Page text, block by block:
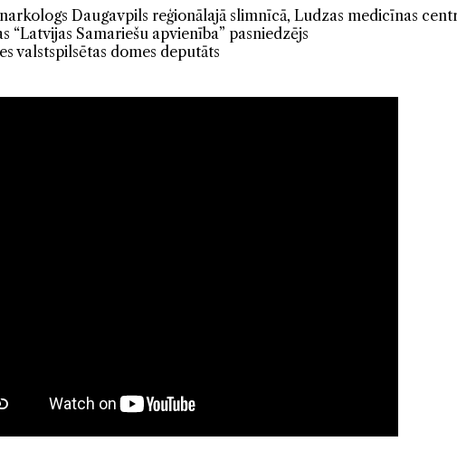
Daugavpils reģionālajā slimnīcā, Ludzas medicīnas
“Latvijas Samariešu apvienība” pasniedzējs
valstspilsētas domes deputāts